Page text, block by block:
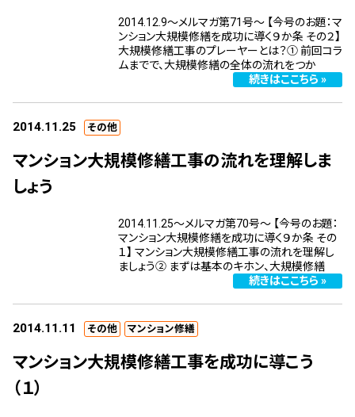
2014.12.9～メルマガ第71号～ 【今号のお題：マ
ンション大規模修繕を成功に導く９か条 その２】
大規模修繕工事のプレーヤーとは？① 前回コラ
ムまでで、大規模修繕の全体の流れをつか
続きはここちら »
2014.11.25 その他
マンション大規模修繕工事の流れを理解しま
しょう
2014.11.25～メルマガ第70号～ 【今号のお題：
マンション大規模修繕を成功に導く９か条 その
１】 マンション大規模修繕工事の流れを理解し
ましょう② まずは基本のキホン、大規模修繕
続きはここちら »
2014.11.11 その他 マンション修繕
マンション大規模修繕工事を成功に導こう
（１）